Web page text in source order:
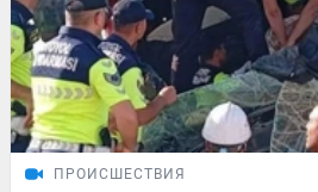
ПРОИСШЕСТВИЯ